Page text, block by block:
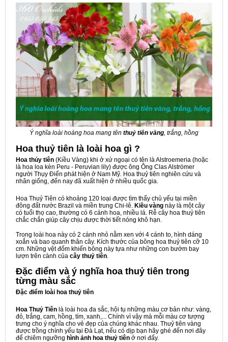
Ý nghĩa loài hoàng hoa mang tên thuỷ tiên vàng , trắng, hồng
Hoa thuỷ tiên là loài hoa gì ?
Hoa thủy tiên (Kiều Vàng) khi ở xứ ngoại có tên là Alstroemeria (hoặc
là hoa loa kèn Peru - Peruvian lily) được ông Ông Clas Alströmer
người Thụy Điển phát hiện ở Nam Mỹ. Hoa thuỷ tiên nghiên cứu và
nhân giống, đến nay đã xuất hiện ở nhiều quốc gia.
Hoa Thuỷ Tiên có khoảng 120 loại được tìm thấy chủ yếu tại miền
đông đất nước Brazil và miền trung Chi-lê. Kiều vàng này là một cây
có tuổi thọ cao, thường có 6 cánh hoa, nhiều lá. Rễ cây hoa thuỷ tiên
chắc chắn giúp cây chịu được thời tiết nóng khô hạn.
Trong loài hoa này có 2 cánh nhỏ nằm xen với 4 cánh to, hình dáng
xoắn và bao quanh thân cây. Kích thước của bông hoa thuỷ tiên cỡ 10
cm. Những vệt đốm khiến bông này tựa như những con bướm bay
lượn trên cành của cây thuỷ tiên
Đặc điểm và ý nghĩa hoa thuỷ tiên trong
từng màu sắc
Đặc điểm loài hoa thuỷ tiên
Hoa Thuỷ Tiên là loài hoa đa sắc, hội tụ những màu cơ bản như: vàng,
đỏ, trắng, cam, hồng, tím, xanh,... Chính vì vậy mà mỗi màu cơ tượng
trưng cho ý nghĩa cho vẻ đẹp của chúng khác nhau. Thuỷ tiên vàng
được trồng chính yếu tại Đà Lạt, nếu có dịp bạn hãy ghé đến nơi đây
để chiêm ngưỡng hình ảnh hoa thuỷ tiên ở nơi đấy.